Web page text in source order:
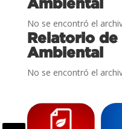
No se encontró el
Relatorio
Ambiental
No se encontró el